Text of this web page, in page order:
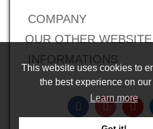
This website uses cookies to
the best experience on
Learn more
COMPANY
OUR OTHER WEBSITE
INFORMATIONS